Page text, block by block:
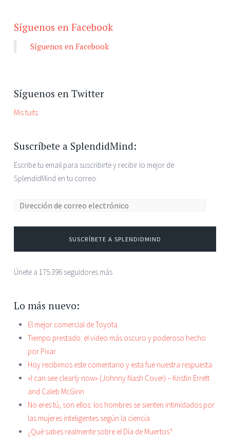
Síguenos en Facebook
Síguenos en Facebook
Síguenos en Twitter
Mis tuits
Suscríbete a SplendidMind:
Escribe tu email para suscribirte y recibir lo mejor de
SplendidMind en tu correo.
Dirección de correo electrónico:
SUSCRÍBETE A SPLENDIDMIND
Únete a 175.396 seguidores más
Lo más nuevo:
El mejor comercial de Toyota
Tiempo prestado: el video más oscuro y poderoso hecho
por Pixar
Hoy recibimos este comentario y esta fue nuestra respuesta.
«I can see clearly now» (Johnny Nash Cover) – Kristin Errett
and Caleb McGinn
No eres tú, son ellos: los hombres se sienten intimidados por
las mujeres inteligentes según la ciencia
¿Qué sabes realmente sobre el Día de Muertos?